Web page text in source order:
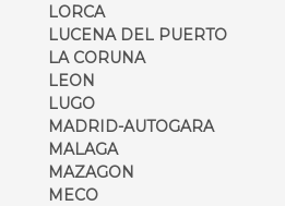
LORCA
LUCENA DEL PUERTO
LA CORUNA
LEON
LUGO
MADRID-AUTOGARA
MALAGA
MAZAGON
MECO